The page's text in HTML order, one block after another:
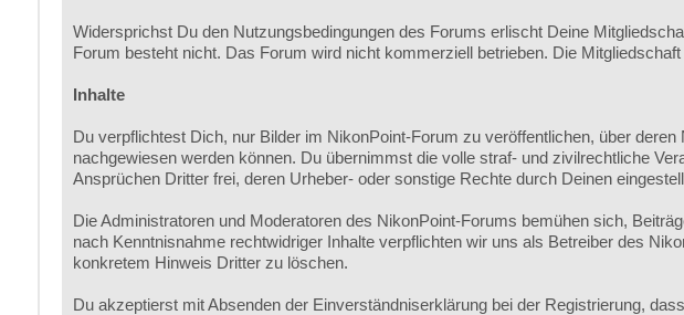
Widersprichst Du den Nutzungsbedingungen des Forums erlischt Deine
Forum besteht nicht. Das Forum wird nicht kommerziell betrieben. Die
Inhalte
Du verpflichtest Dich, nur Bilder im NikonPoint-Forum zu veröffentlichen, über
nachgewiesen werden können. Du übernimmst die volle straf- und zivilrechtliche
Ansprüchen Dritter frei, deren Urheber- oder sonstige Rechte durch Deinen
Die Administratoren und Moderatoren des NikonPoint-Forums bemühen sich,
nach Kenntnisnahme rechtwidriger Inhalte verpflichten wir uns als Betreiber des
konkretem Hinweis Dritter zu löschen.
Du akzeptierst mit Absenden der Einverständniserklärung bei der Registrierung,